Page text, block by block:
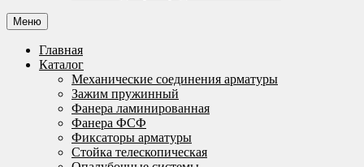
Меню
Главная
Каталог
Механические соединения арматуры
Зажим пружинный
Фанера ламинированная
Фанера ФСФ
Фиксаторы арматуры
Стойка телескопическая